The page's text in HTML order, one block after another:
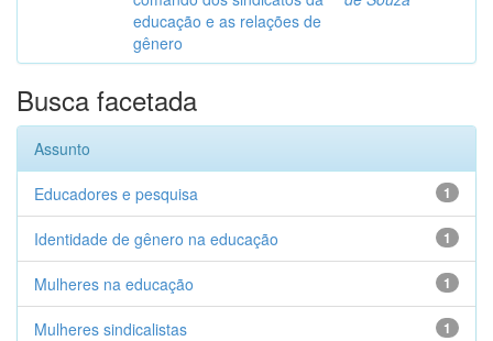
educação e as relações de
gênero
Busca facetada
Assunto
1
Educadores e pesquisa
1
Identidade de gênero na educação
1
Mulheres na educação
1
Mulheres sindicalistas